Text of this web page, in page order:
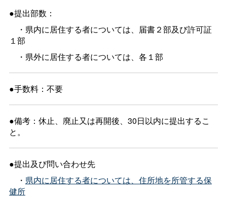
●提出部数：
・県内に居住する者については、届書２部及び許可証
１部
・県外に居住する者については、各１部
●手数料：不要
●備考：休止、廃止又は再開後、30日以内に提出するこ
と。
●提出及び問い合わせ先
・ 県内に居住する者については、住所地を所管する保
健所